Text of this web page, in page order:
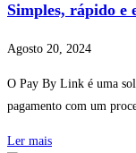
Simples, rápido e
Agosto 20, 2024
O Pay By Link é uma
pagamento com um
Ler mais